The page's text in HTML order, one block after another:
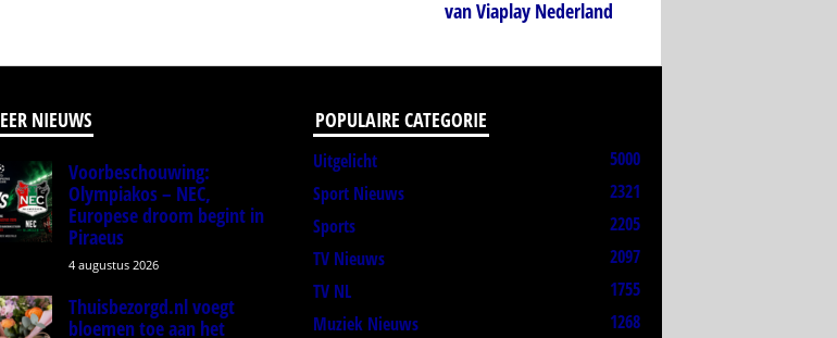
van Viaplay Nederland
NIEUWS
Voorbeschouwing:
Olympiakos – NEC,
Europese droom begint in
Piraeus
4 augustus 2026
Thuisbezorgd.nl voegt
bloemen toe aan het
POPULAIRE CATEGORIE
Uitgelicht
5000
Sport Nieuws
2321
Sports
2205
TV Nieuws
2097
TV NL
1755
Muziek Nieuws
1268